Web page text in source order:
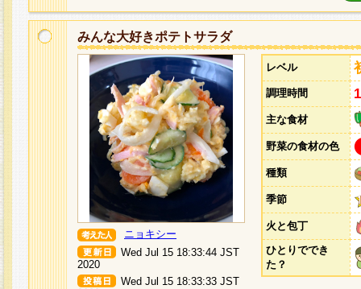
みんな大好きポテトサラダ
ニョキシー
Wed Jul 15 18:33:44 JST
2020
Wed Jul 15 18:33:33 JST
レベル
調理時間
主な食材
野菜の食材の色
種類
季節
火と包丁
ひとりででき
た？